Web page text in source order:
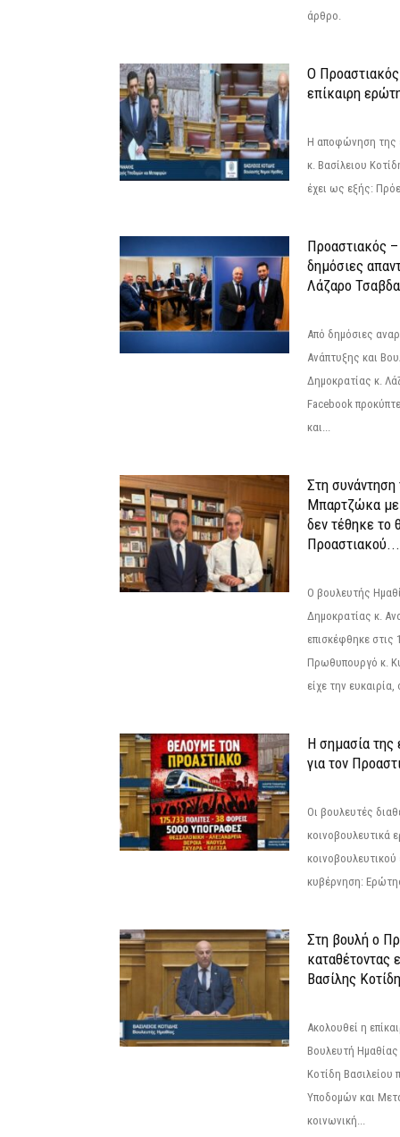
άρθρο.
Ο
επίκαιρη
Η αποφώνηση της
κ. Βασίλειου
έχει ως εξής:
Προαστιακός
δημόσιες
Λάζαρο
Από δημόσιες
Ανάπτυξης και
Δημοκρατίας κ.
Facebook
και...
Στη
Μπαρτζώκα
δεν τέθηκε το
Προαστιακού...
Ο βουλευτής
Δημοκρατίας κ.
επισκέφθηκε στις
Πρωθυπουργό κ.
είχε την
Η σημασία της
για τον
Οι βουλευτές
κοινοβουλευτικά
κυβέρνηση:
Στη βουλή ο
καταθέτοντας
Βασίλης
Ακολουθεί η
Βουλευτή
Κοτίδη Βασιλείου
Υποδομών και
κοινωνική...